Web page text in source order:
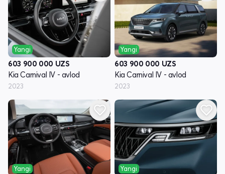
Yangi
603 900 000 UZS
Kia Carnival IV - avlod
2023
Yangi
603 900 000 UZS
Kia Carnival IV - avlod
2023
Yangi Yangi